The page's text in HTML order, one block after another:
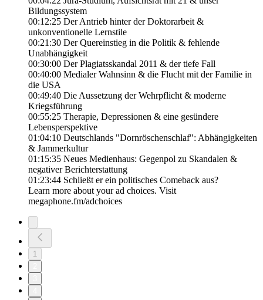
Bildungssystem
00:12:25 Der Antrieb hinter der Doktorarbeit &
unkonventionelle Lernstile
00:21:30 Der Quereinstieg in die Politik & fehlende
Unabhängigkeit
00:30:00 Der Plagiatsskandal 2011 & der tiefe Fall
00:40:00 Medialer Wahnsinn & die Flucht mit der Familie in
die USA
00:49:40 Die Aussetzung der Wehrpflicht & moderne
Kriegsführung
00:55:25 Therapie, Depressionen & eine gesündere
Lebensperspektive
01:04:10 Deutschlands "Dornröschenschlaf": Abhängigkeiten
& Jammerkultur
01:15:35 Neues Medienhaus: Gegenpol zu Skandalen &
negativer Berichterstattung
01:23:44 Schließt er ein politisches Comeback aus?
Learn more about your ad choices. Visit
megaphone.fm/adchoices
1